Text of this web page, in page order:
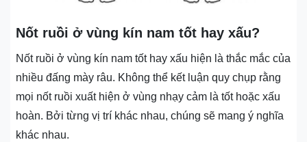
Nốt ruồi ở vùng kín nam tốt hay xấu?
Nốt ruồi ở vùng kín nam tốt hay xấu hiện là thắc mắc của
nhiều đấng mày râu. Không thể kết luận quy chụp rằng
mọi nốt ruồi xuất hiện ở vùng nhạy cảm là tốt hoặc xấu
hoàn. Bởi từng vị trí khác nhau, chúng sẽ mang ý nghĩa
khác nhau.